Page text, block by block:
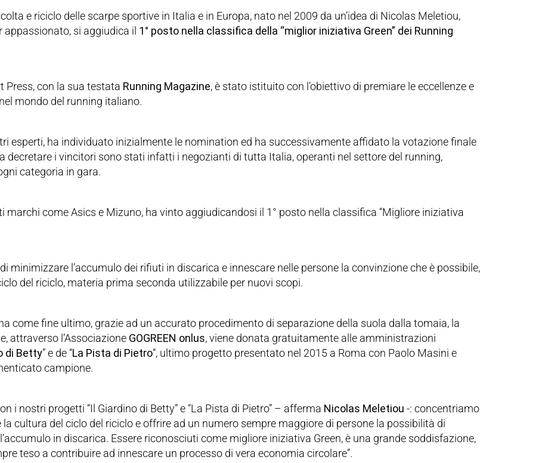
e riciclo delle scarpe sportive in Italia e in Europa, nato nel 2009 da un’idea di Nicolas Meletiou,
appassionato, si aggiudica il 1° posto nella classifica della “miglior iniziativa Green” dei Running
Press, con la sua testata Running Magazine, è stato istituito con l’obiettivo di premiare le eccellenze e
mondo del running italiano.
esperti, ha individuato inizialmente le nomination ed ha successivamente affidato la votazione finale
decretare i vincitori sono stati infatti i negozianti di tutta Italia, operanti nel settore del running,
categoria in gara.
marchi come Asics e Mizuno, ha vinto aggiudicandosi il 1° posto nella classifica “Migliore iniziativa
minimizzare l’accumulo dei rifiuti in discarica e innescare nelle persone la convinzione che è possibile,
del riciclo, materia prima seconda utilizzabile per nuovi scopi.
come fine ultimo, grazie ad un accurato procedimento di separazione della suola dalla tomaia, la
attraverso l’Associazione GOGREEN onlus, viene donata gratuitamente alle amministrazioni
di Betty” e de “La Pista di Pietro“, ultimo progetto presentato nel 2015 a Roma con Paolo Masini e
campione.
i nostri progetti “Il Giardino di Betty” e “La Pista di Pietro” – afferma Nicolas Meletiou -: concentriamo
cultura del ciclo del riciclo e offrire ad un numero sempre maggiore di persone la possibilità di
in discarica. Essere riconosciuti come migliore iniziativa Green, è una grande soddisfazione,
teso a contribuire ad innescare un processo di vera economia circolare”.